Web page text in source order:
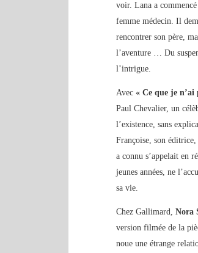
voir. Lana a
femme médecin. Il
rencontrer son père,
l’aventure … Du
l’intrigue.
Avec« Ce que je n’ai
Paul Chevalier, un
l’existence, sans
Françoise, son
a connu s’appelait en
jeunes années, ne
sa vie.
Chez Gallimard,Nora
version filmée de la
noue une étrange